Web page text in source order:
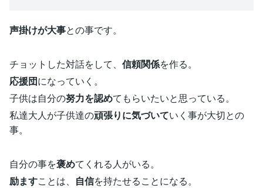
声掛けが大事との事です。
チョットした対話をして、 信頼関係を作る。
応援団になっていく。
子供は自分の努力を認めてもらいたいと思っている。
私達大人が子供達の頑張りに気づいていく事が大切との
事。
自分の事を褒めてくれる人がいる。
励ますことは、 自信を持たせることになる。